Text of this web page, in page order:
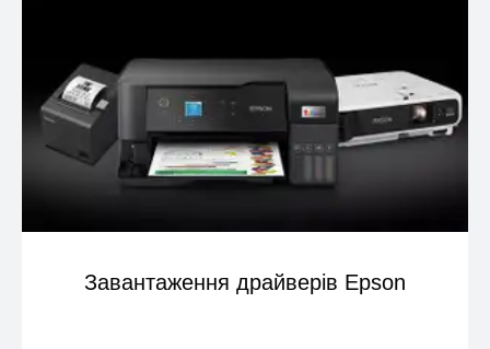
Завантаження драйверів Epson